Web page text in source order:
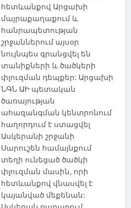
հետևանքով Արցախի
մայրաքաղաքում և
հանրապետության
շրջաններում այսօր
նույնպես գրանցվել են
տանիքների և ծածկերի
փլուզման դեպքեր: Արցախի
ՆԳՆ ԱԻ պետական
ծառայության
ահազանգման կենտրոնում
հաղորդում է ստացվել
Ասկերանի շրջանի
Սարուշեն համայնքում
տեղի ունեցած ծածկի
փլուզման մասին, որի
հետևանքով վնասվել է
կայանված մեքենան: